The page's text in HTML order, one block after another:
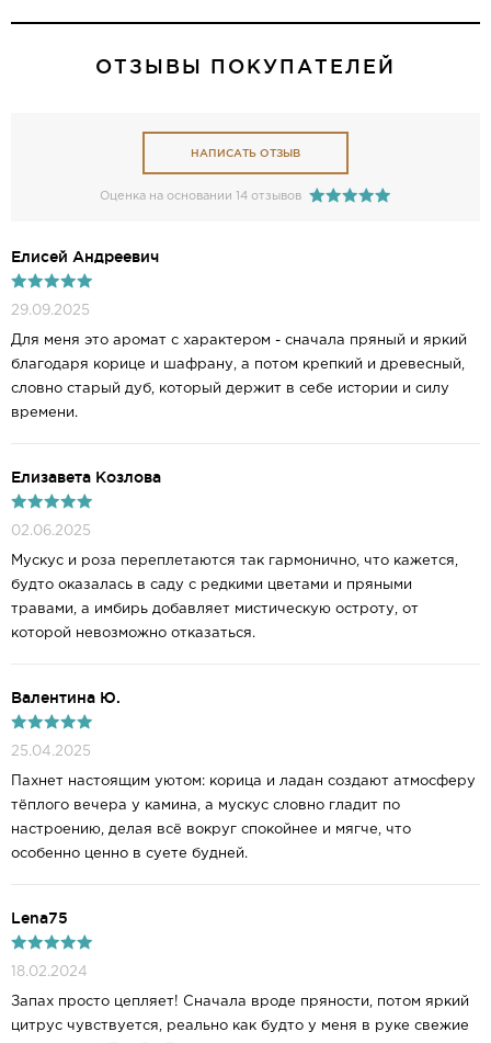
ОТЗЫВЫ ПОКУПАТЕЛЕЙ
НАПИСАТЬ ОТЗЫВ
Оценка на основании 14 отзывов
Елисей Андреевич
29.09.2025
Для меня это аромат с характером - сначала пряный и яркий
благодаря корице и шафрану, а потом крепкий и древесный,
словно старый дуб, который держит в себе истории и силу
времени.
Елизавета Козлова
02.06.2025
Мускус и роза переплетаются так гармонично, что кажется,
будто оказалась в саду с редкими цветами и пряными
травами, а имбирь добавляет мистическую остроту, от
которой невозможно отказаться.
Валентина Ю.
25.04.2025
Пахнет настоящим уютом: корица и ладан создают атмосферу
тёплого вечера у камина, а мускус словно гладит по
настроению, делая всё вокруг спокойнее и мягче, что
особенно ценно в суете будней.
Lena75
18.02.2024
Запах просто цепляет! Сначала вроде пряности, потом яркий
цитрус чувствуется, реально как будто у меня в руке свежие